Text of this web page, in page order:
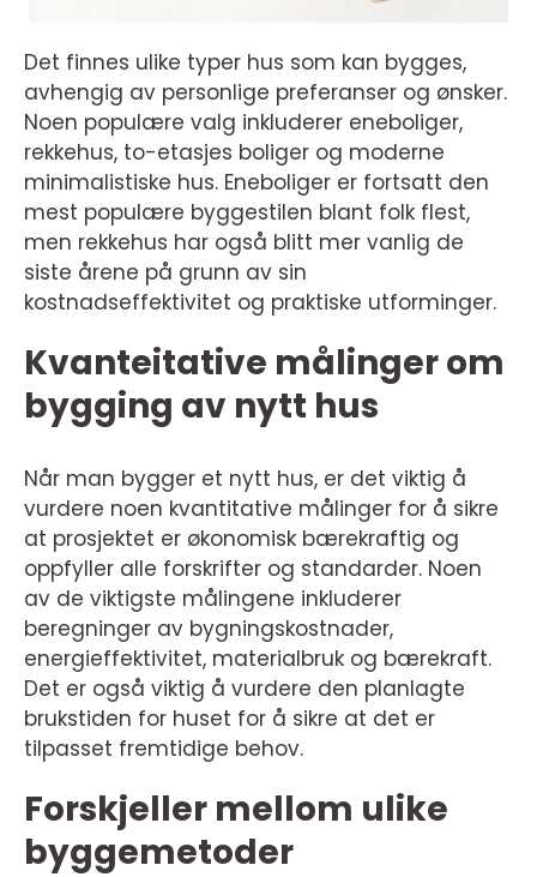
Det finnes ulike typer hus som kan bygges,
avhengig av personlige preferanser og ønsker.
Noen populære valg inkluderer eneboliger,
rekkehus, to-etasjes boliger og moderne
minimalistiske hus. Eneboliger er fortsatt den
mest populære byggestilen blant folk flest,
men rekkehus har også blitt mer vanlig de
siste årene på grunn av sin
kostnadseffektivitet og praktiske utforminger.
Kvanteitative målinger om
bygging av nytt hus
Når man bygger et nytt hus, er det viktig å
vurdere noen kvantitative målinger for å sikre
at prosjektet er økonomisk bærekraftig og
oppfyller alle forskrifter og standarder. Noen
av de viktigste målingene inkluderer
beregninger av bygningskostnader,
energieffektivitet, materialbruk og bærekraft.
Det er også viktig å vurdere den planlagte
brukstiden for huset for å sikre at det er
tilpasset fremtidige behov.
Forskjeller mellom ulike
byggemetoder